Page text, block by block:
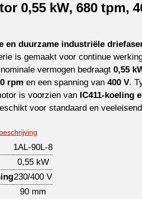
0,55 kW, 680 tpm,
en duurzame industriële
is gemaakt voor continue
vermogen bedraagt 0,55
rpm en een spanning van 400 V.
is voorzien van IC411-koeling
voor standaard en
1AL-90L-8
0,55 kW
230/400 V
90 mm